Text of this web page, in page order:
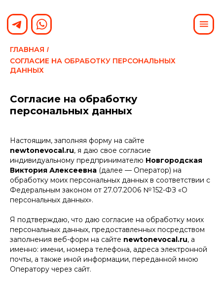
ГЛАВНАЯ /
СОГЛАСИЕ НА ОБРАБОТКУ ПЕРСОНАЛЬНЫХ
ДАННЫХ
Согласие на обработку
персональных данных
Настоящим, заполняя форму на сайте
newtonevocal.ru, я даю свое согласие
индивидуальному предпринимателю Новгородская
Виктория Алексеевна (далее — Оператор) на
обработку моих персональных данных в соответствии с
Федеральным законом от 27.07.2006 № 152-ФЗ «О
персональных данных».
Я подтверждаю, что даю согласие на обработку моих
персональных данных, предоставленных посредством
заполнения веб-форм на сайте newtonevocal.ru, а
именно: имени, номера телефона, адреса электронной
почты, а также иной информации, переданной мною
Оператору через сайт.